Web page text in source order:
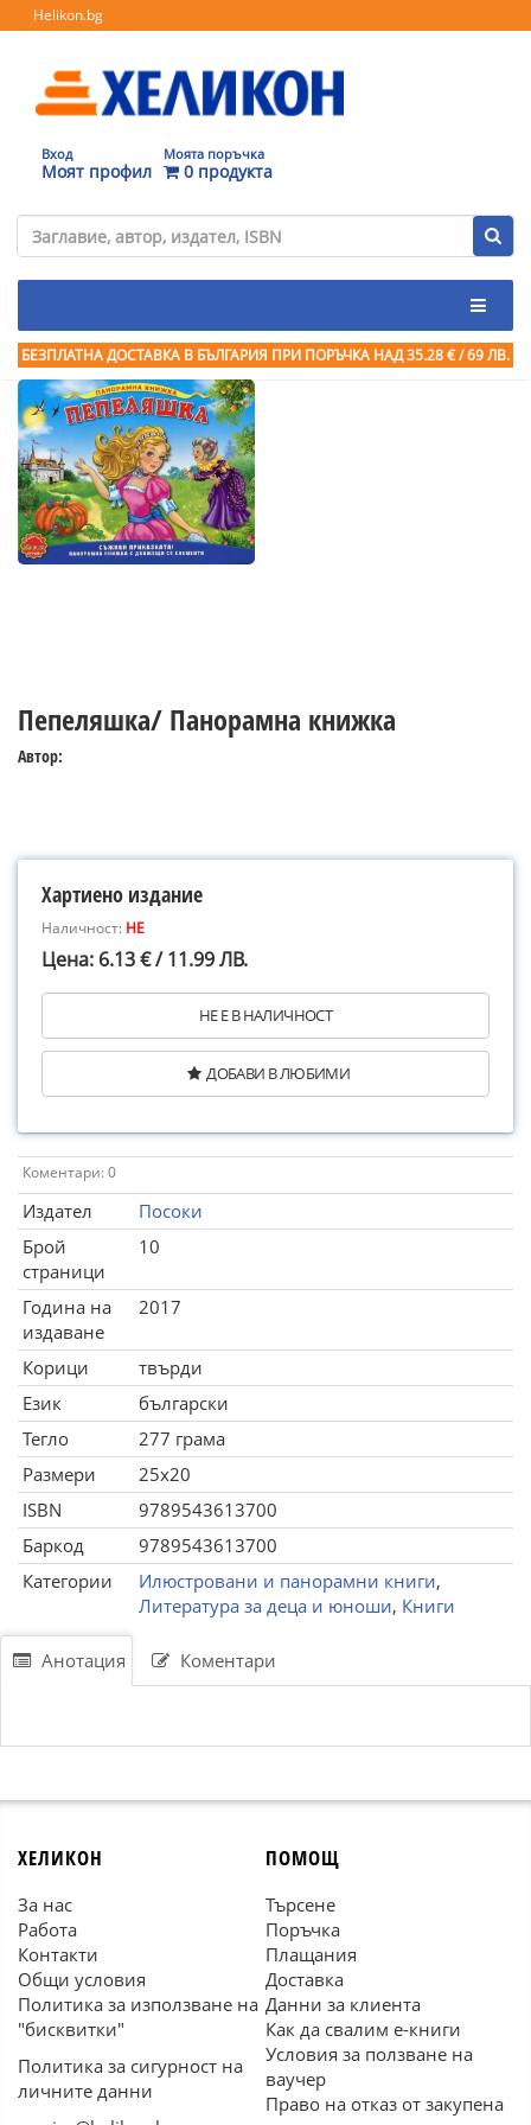
Helikon.bg
Вход
Моят профил
Моята поръчка
0 продукта
БЕЗПЛАТНА ДОСТАВКА В БЪЛГАРИЯ ПРИ ПОРЪЧКА НАД 35.28 € / 69 ЛВ.
Пепеляшка/ Панорамна книжка
Автор:
Хартиено издание
Наличност: НЕ
Цена: 6.13 € / 11.99 ЛВ.
НЕ Е В НАЛИЧНОСТ
ДОБАВИ В ЛЮБИМИ
Коментари: 0
Издател
Посоки
Брой
страници
10
Година на
издаване
2017
Корици
твърди
Език
български
Тегло
277 грама
Размери
25x20
ISBN
9789543613700
Баркод
9789543613700
Категории
Илюстровани и панорамни книги,
Литература за деца и юноши, Книги
Анотация Коментари
ХЕЛИКОН
За нас
Работа
Контакти
Общи условия
Политика за използване на
"бисквитки"
Политика за сигурност на
личните данни
ПОМОЩ
Търсене
Поръчка
Плащания
Доставка
Данни за клиента
Как да свалим е-книги
Условия за ползване на
ваучер
Право на отказ от закупена